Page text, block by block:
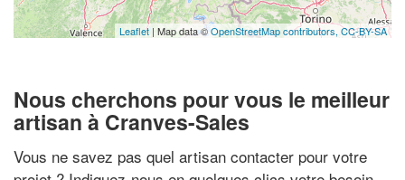
Leaflet | Map data ©OpenStreetMap contributors,CC-BY-SA
Nous cherchons pour vous le meilleur
artisan à Cranves-Sales
Vous ne savez pas quel artisan contacter pour votre